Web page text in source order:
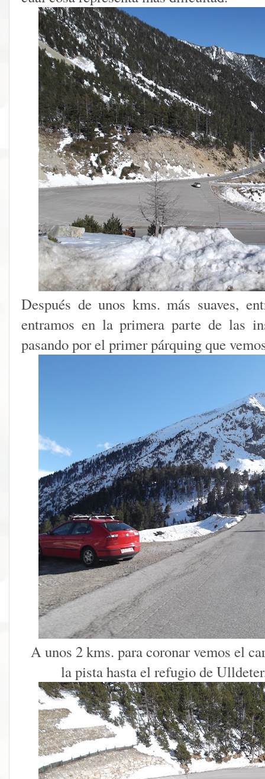
Después de unos kms. más suaves,
entramos en la primera parte de las
pasando por el primer párquing que
A unos 2 kms. para coronar vemos el
la pista hasta el refugio de